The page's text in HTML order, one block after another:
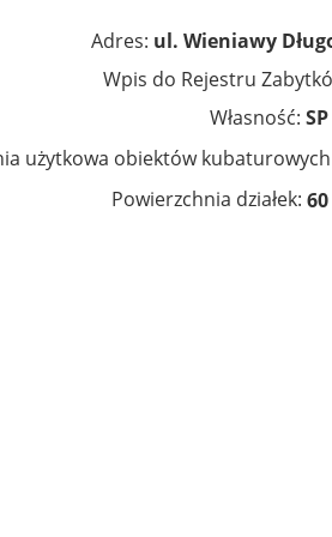
Adres: ul. Wieniawy
Wpis do Rejestru
Własność: SP
użytkowa obiektów
Powierzchnia działek: